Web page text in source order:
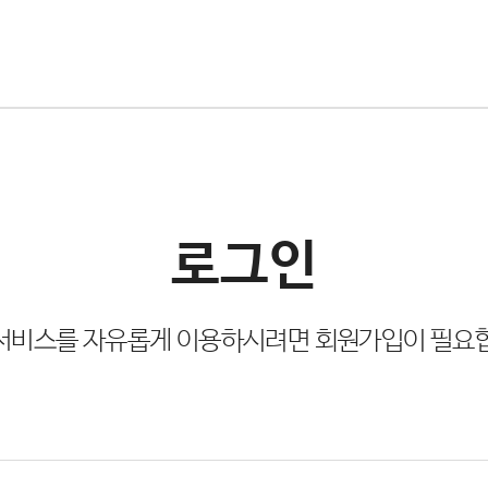
로그인
비스를 자유롭게 이용하시려면 회원가입이 필요